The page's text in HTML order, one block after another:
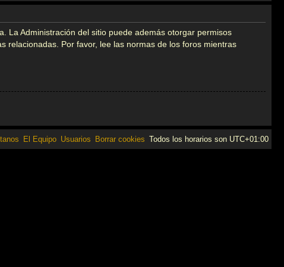
La Administración del sitio puede además otorgar permisos
relacionadas. Por favor, lee las normas de los foros mientras
Todos los horarios son UTC+01:00
Borrar cookies
Usuarios
El Equipo